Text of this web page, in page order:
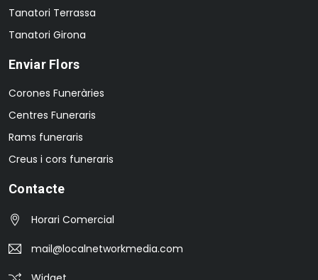
Tanatori Terrassa
Tanatori Girona
Enviar Flors
Corones Funeràries
Centres Funeraris
Rams funeraris
Creus i cors funeraris
Contacte
Horari Comercial
mail@localnetworkmedia.com